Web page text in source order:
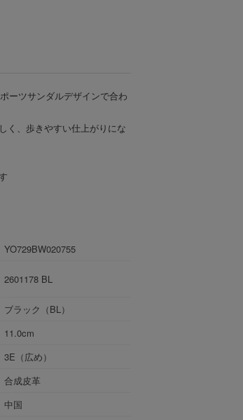
ーツサンダルデザインで合わ
く、歩きやすい仕上がりにな
YO729BW020755
2601178 BL
ブラック（BL）
11.0cm
3E（広め）
合成皮革
中国